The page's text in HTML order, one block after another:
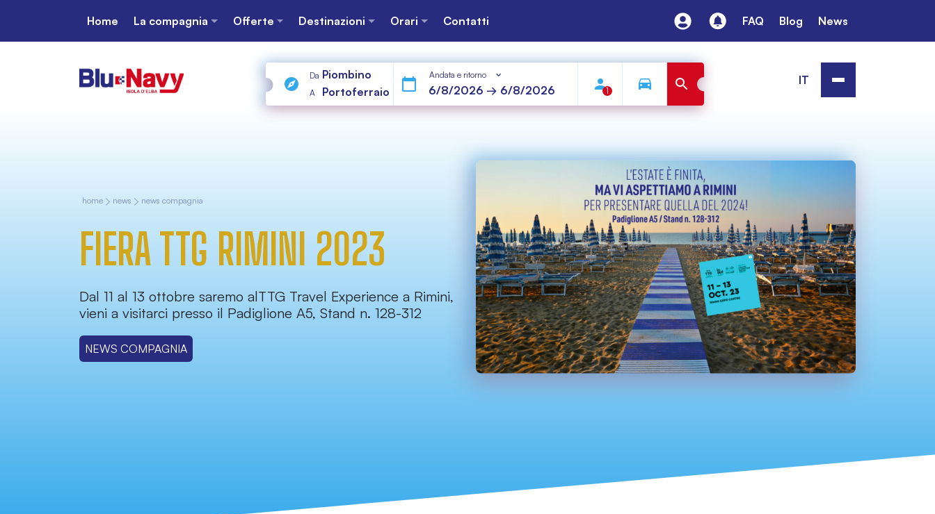
Home La compagnia Offerte Destinazioni Orari Contatti FAQ Blog News
Da Piombino
A Portoferraio
Andata e ritorno
1
IT
home news news compagnia
FIERA TTG RIMINI 2023
Dal 11 al 13 ottobre saremo alTTG Travel Experience a Rimini,
vieni a visitarci presso il Padiglione A5, Stand n. 128-312
NEWS COMPAGNIA